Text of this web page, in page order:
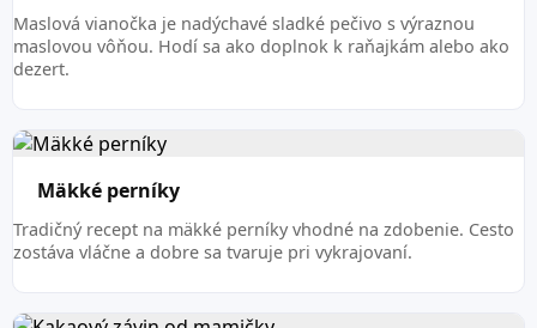
Maslová vianočka je nadýchavé sladké pečivo s výraznou
maslovou vôňou. Hodí sa ako doplnok k raňajkám alebo ako
dezert.
Mäkké perníky
Tradičný recept na mäkké perníky vhodné na zdobenie. Cesto
zostáva vláčne a dobre sa tvaruje pri vykrajovaní.